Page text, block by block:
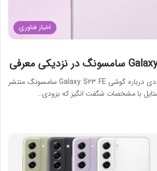
اخبار فناوری
پیشتر گزارش‌های متعددی درباره گوشی Galaxy S23 FE سامسونگ منتشر
با مشخصات شگفت انگیز که بزودی…